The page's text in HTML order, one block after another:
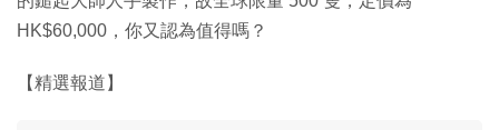
HK$60,000，你又認為值得嗎？
【精選報道】